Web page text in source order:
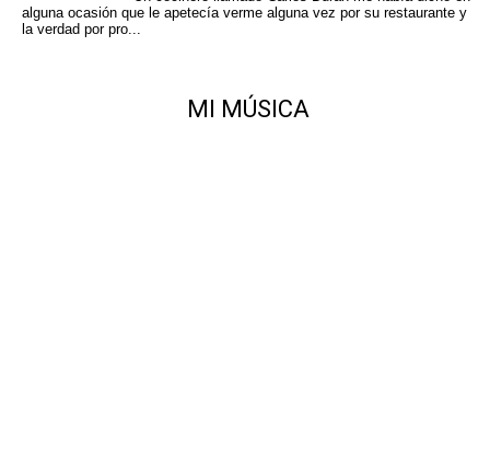
alguna ocasión que le apetecía verme alguna vez por su restaurante y
la verdad por pro...
MI MÚSICA